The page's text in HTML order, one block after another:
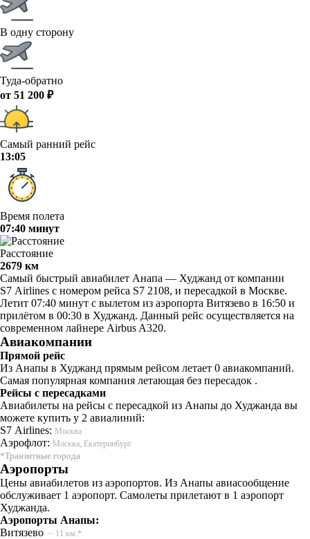
В одну сторону
Туда-обратно
от 51 200 ₽
Самый ранний рейс
13:05
Время полета
07:40 минут
Расстояние
2679 км
Самый быстрый авиабилет Анапа — Худжанд от компании
S7 Airlines с номером рейса S7 2108, и пересадкой в Москве.
Летит 07:40 минут с вылетом из аэропорта Витязево в 16:50 и
прилётом в 00:30 в Худжанд. Данный рейс осуществляется на
современном лайнере Airbus A320.
Авиакомпании
Прямой рейс
Из Анапы в Худжанд прямым рейсом летает 0 авиакомпаний.
Самая популярная компания летающая без пересадок .
Рейсы с пересадками
Авиабилеты на рейсы с пересадкой из Анапы до Худжанда вы
можете купить у 2 авиалиний:
S7 Airlines: Москва
Аэрофлот: Москва, Екатеринбург
*Транзитные города
Аэропорты
Цены авиабилетов из аэропортов. Из Анапы авиасообщение
обслуживает 1 аэропорт. Самолеты прилетают в 1 аэропорт
Худжанда.
Аэропорты Анапы:
Витязево ~ 11 км.*